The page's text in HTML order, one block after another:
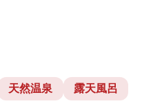
天然温泉 露天風呂